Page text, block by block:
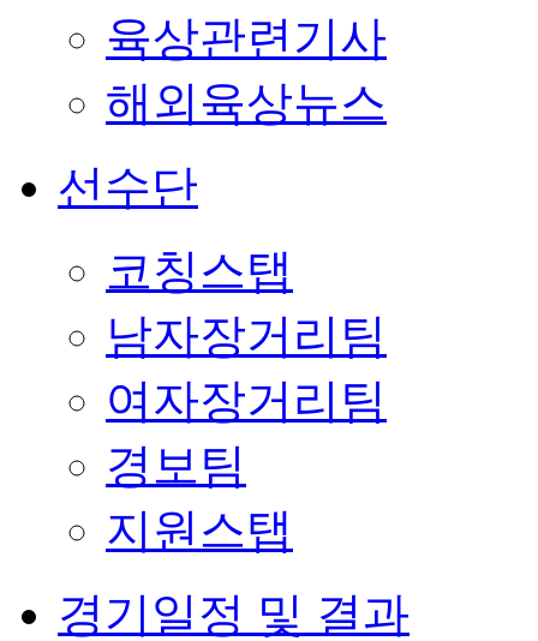
육상관련기사
해외육상뉴스
선수단
코칭스탭
남자장거리팀
여자장거리팀
경보팀
지원스탭
경기일정 및 결과